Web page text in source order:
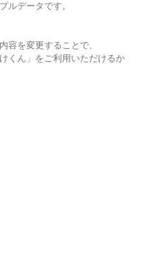
ルデータです。
容を変更することで、
くん」をご利用いただけるか